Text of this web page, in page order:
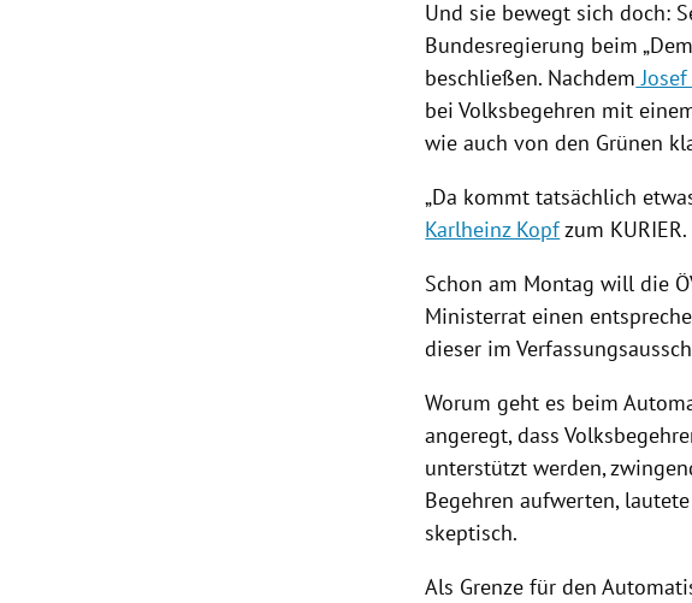
Und sie bewegt sich doch:
Bundesregierung beim „
beschließen. Nachdem
bei Volksbegehren mit
wie auch von den Grünen
„Da kommt tatsächlich
Karlheinz Kopfzum KURIER.
Schon am Montag will die
Ministerrat einen
dieser im
Worum geht es beim
angeregt, dass
unterstützt werden,
Begehren aufwerten,
skeptisch.
Als Grenze für den